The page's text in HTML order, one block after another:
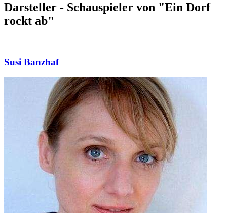
Darsteller - Schauspieler von "Ein Dorf
rockt ab"
Susi Banzhaf